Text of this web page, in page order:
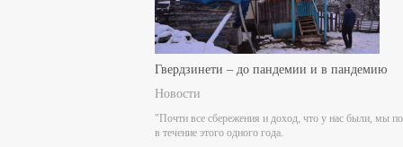
Гвердзинети – до пандемии и в пандемию
Новости
"Почти все сбережения и доход, что у нас были, мы
в течение этого одного года.